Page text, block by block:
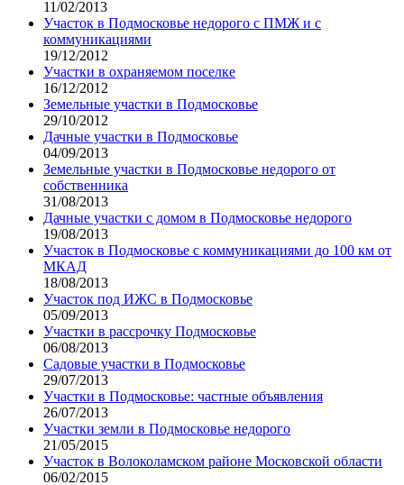
11/02/2013
Участок в Подмосковье недорого с ПМЖ и с
коммуникациями
19/12/2012
Участки в охраняемом поселке
16/12/2012
Земельные участки в Подмосковье
29/10/2012
Дачные участки в Подмосковье
04/09/2013
Земельные участки в Подмосковье недорого от
собственника
31/08/2013
Дачные участки с домом в Подмосковье недорого
19/08/2013
Участок в Подмосковье с коммуникациями до 100 км от
МКАД
18/08/2013
Участок под ИЖС в Подмосковье
05/09/2013
Участки в рассрочку Подмосковье
06/08/2013
Садовые участки в Подмосковье
29/07/2013
Участки в Подмосковье: частные объявления
26/07/2013
Участки земли в Подмосковье недорого
21/05/2015
Участок в Волоколамском районе Московской области
06/02/2015